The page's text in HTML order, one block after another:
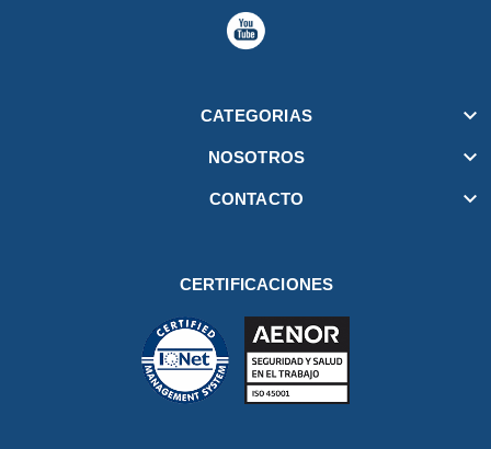
CATEGORIAS 
NOSOTROS 
CONTACTO 
CERTIFICACIONES